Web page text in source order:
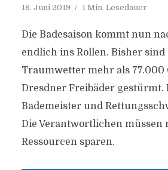
18. Juni 2019 1 Min. Lesedauer
Die Badesaison kommt nun
endlich ins Rollen. Bisher sind
Traumwetter mehr als 77.000
Dresdner Freibäder gestürmt.
Bademeister und
Die Verantwortlichen müssen
Ressourcen sparen.